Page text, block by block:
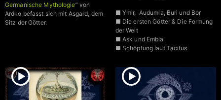
Germanische Mythologie” von
Ardko befasst sich mit Asgard, dem
Sitz der Götter.
■ Ymir, Audumla, Buri und Bor
■ Die ersten Götter & Die Formung
der Welt
■ Ask und Embla
■ Schöpfung laut Tacitus